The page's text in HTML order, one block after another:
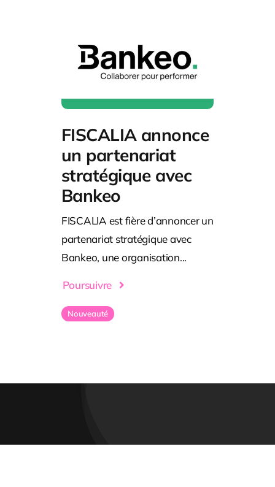
FISCALIA annonce
un partenariat
stratégique avec
Bankeo
FISCALIA est fière d’annoncer un
partenariat stratégique avec
Bankeo, une organisation...
Poursuivre
Nouveauté